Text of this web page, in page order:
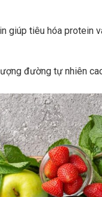
giúp tiêu hóa protein
đường tự nhiên